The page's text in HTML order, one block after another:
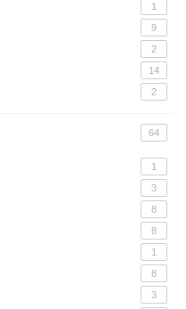
1
9
2
14
2
64
1
3
8
8
1
8
3